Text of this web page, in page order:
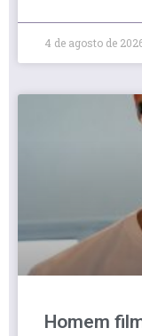
4 de agosto de
Homem